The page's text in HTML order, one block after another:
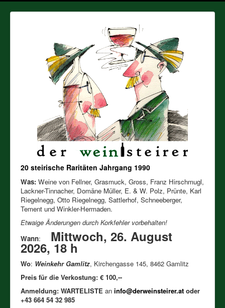
20 steirische Raritäten Jahrgang 1990
Was: Weine von Fellner, Grasmuck, Gross, Franz Hirschmugl,
Lackner-Tinnacher, Domäne Müller, E. & W. Polz, Prünte, Karl
Riegelnegg, Otto Riegelnegg, Sattlerhof, Schneeberger,
Tement und Winkler-Hermaden.
Etwaige Änderungen durch Korkfehler vorbehalten!
Wann: Mittwoch, 26. August
2026, 18 h
Wo: Weinkehr Gamlitz, Kirchengasse 145, 8462 Gamlitz
Preis für die Verkostung: € 100,--
Anmeldung: WARTELISTE an info@derweinsteirer.at oder
+43 664 54 32 985